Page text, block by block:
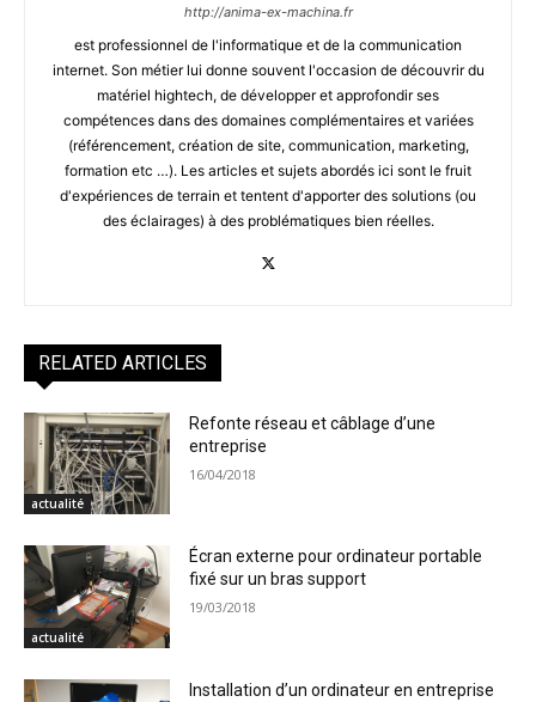
http://anima-ex-machina.fr
est professionnel de l'informatique et de la communication
internet. Son métier lui donne souvent l'occasion de découvrir du
matériel hightech, de développer et approfondir ses
compétences dans des domaines complémentaires et variées
(référencement, création de site, communication, marketing,
formation etc …). Les articles et sujets abordés ici sont le fruit
d'expériences de terrain et tentent d'apporter des solutions (ou
des éclairages) à des problématiques bien réelles.
RELATED ARTICLES
actualité
Refonte réseau et câblage d’une
entreprise
16/04/2018
actualité
Écran externe pour ordinateur portable
fixé sur un bras support
19/03/2018
Installation d’un ordinateur en entreprise